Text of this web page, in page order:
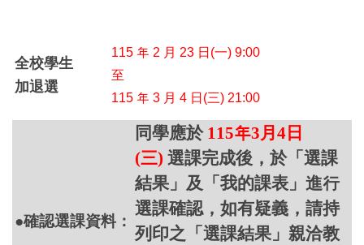
全校學生
加退選
115 年 2 月 23 日(一) 9:00
至
115 年 3 月 4 日(三) 21:00
●確認選課資料：
同學應於115年3月4日
(三) 選課完成後，於「選課
結果」及「我的課表」進行
選課確認，如有疑義，請持
列印之「選課結果」親洽教